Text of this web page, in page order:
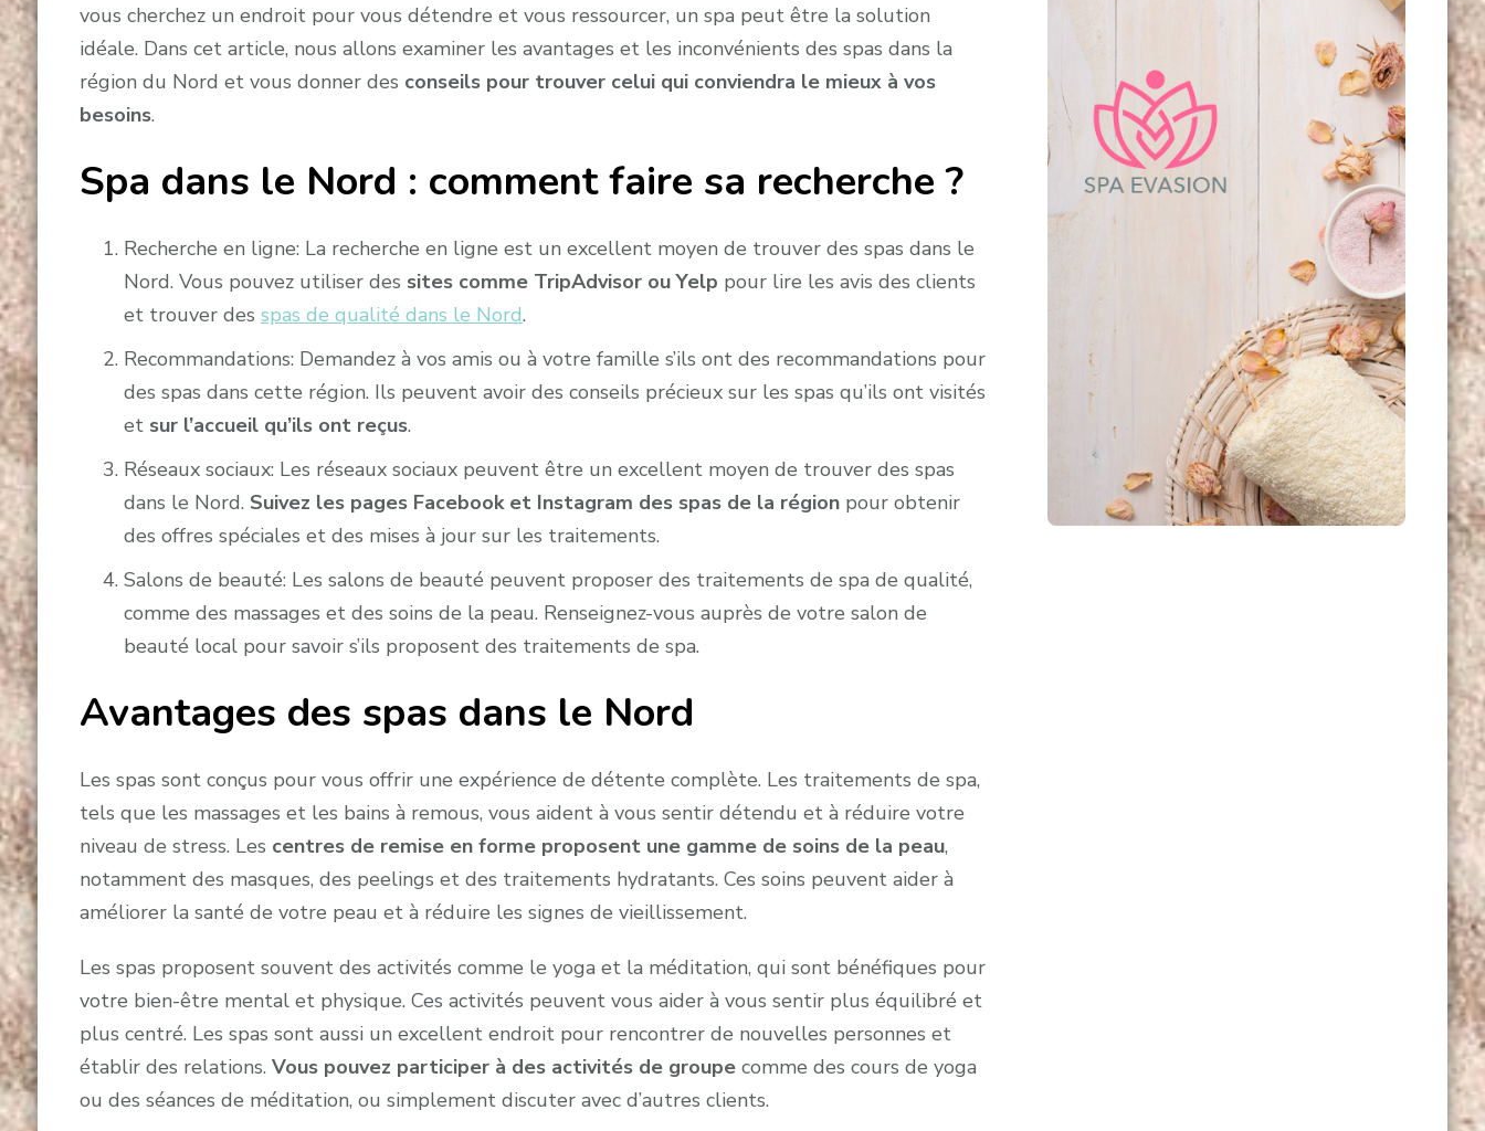
vous cherchez un endroit pour vous détendre et vous ressourcer, un spa peut être la solution
idéale. Dans cet article, nous allons examiner les avantages et les inconvénients des spas dans la
région du Nord et vous donner des conseils pour trouver celui qui conviendra le mieux à vos
besoins.
Spa dans le Nord : comment faire sa recherche ?
Recherche en ligne: La recherche en ligne est un excellent moyen de trouver des spas dans le
Nord. Vous pouvez utiliser des sites comme TripAdvisor ou Yelp pour lire les avis des clients
et trouver des spas de qualité dans le Nord.
Recommandations: Demandez à vos amis ou à votre famille s’ils ont des recommandations pour
des spas dans cette région. Ils peuvent avoir des conseils précieux sur les spas qu’ils ont visités
et sur l’accueil qu’ils ont reçus.
Réseaux sociaux: Les réseaux sociaux peuvent être un excellent moyen de trouver des spas
dans le Nord. Suivez les pages Facebook et Instagram des spas de la régionpour obtenir
des offres spéciales et des mises à jour sur les traitements.
Salons de beauté: Les salons de beauté peuvent proposer des traitements de spa de qualité,
comme des massages et des soins de la peau. Renseignez-vous auprès de votre salon de
beauté local pour savoir s’ils proposent des traitements de spa.
Avantages des spas dans le Nord
Les spas sont conçus pour vous offrir une expérience de détente complète. Les traitements de spa,
tels que les massages et les bains à remous, vous aident à vous sentir détendu et à réduire votre
niveau de stress. Les centres de remise en forme proposent une gamme de soins de la peau,
notamment des masques, des peelings et des traitements hydratants. Ces soins peuvent aider à
améliorer la santé de votre peau et à réduire les signes de vieillissement.
Les spas proposent souvent des activités comme le yoga et la méditation, qui sont bénéfiques pour
votre bien-être mental et physique. Ces activités peuvent vous aider à vous sentir plus équilibré et
plus centré. Les spas sont aussi un excellent endroit pour rencontrer de nouvelles personnes et
établir des relations. Vous pouvez participer à des activités de groupecomme des cours de yoga
ou des séances de méditation, ou simplement discuter avec d’autres clients.